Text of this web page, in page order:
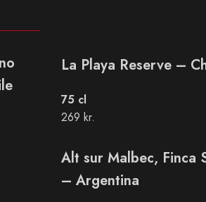
La Playa Reserve –
75 cl
269 kr.
Alt sur Malbec, Finca
– Argentina